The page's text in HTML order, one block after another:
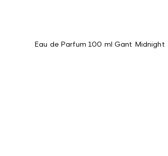
Eau de Parfum 100 ml Gant Midnight